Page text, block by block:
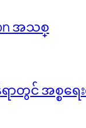
အသစ္
င် အစ္စရေး